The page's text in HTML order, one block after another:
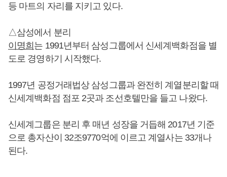
등 마트의 자리를 지키고 있다.
△삼성에서 분리
이명희는 1991년부터 삼성그룹에서 신세계백화점을 별
도로 경영하기 시작했다.
1997년 공정거래법상 삼성그룹과 완전히 계열분리할 때
신세계백화점 점포 2곳과 조선호텔만을 들고 나왔다.
신세계그룹은 분리 후 매년 성장을 거듭해 2017년 기준
으로 총자산이 32조9770억에 이르고 계열사는 33개나
된다.